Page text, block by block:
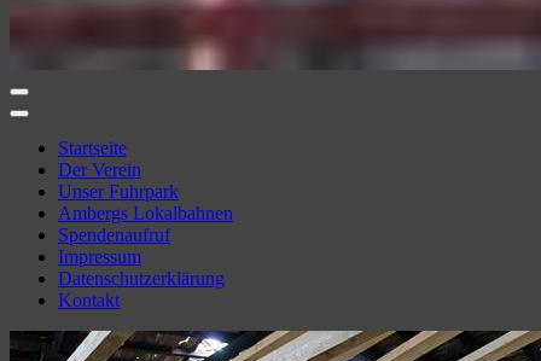
Startseite
Der Verein
Unser Fuhrpark
Ambergs Lokalbahnen
Spendenaufruf
Impressum
Datenschutzerklärung
Kontakt